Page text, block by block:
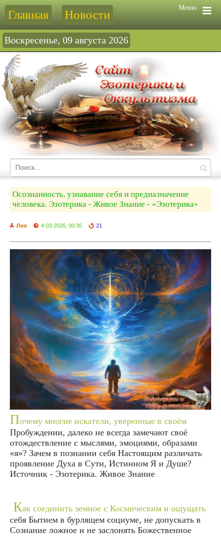
Меню
Главная Новости
Воскресенье, 09 августа 2026
Осознанность, узнавание себя и предназначение
человека. Эзотерика - Живое Знание - «Эзотерика»
Лия 4-03-2026, 00:30 21
Почему многие искатели, уверенные в своём
Пробуждении, далеко не всегда замечают своё
отождествление с мыслями, эмоциями, образами
«я»? Зачем в познании себя Настоящим различать
проявление Духа в Сути, Истинном Я и Душе?
Источник - Эзотерика. Живое Знание
Как соединить земное с Космическим и ощущать
себя Бытием в бурлящем социуме, не допускать в
Сознание ложное и не заслонять Божественное